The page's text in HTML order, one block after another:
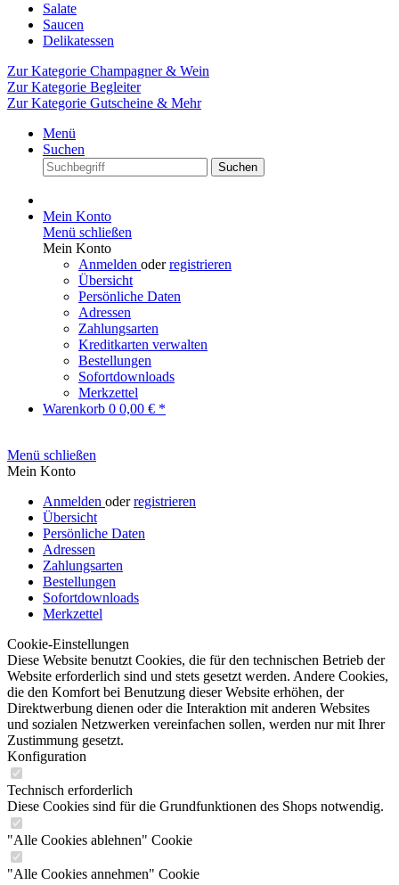
Salate
Saucen
Delikatessen
Zur Kategorie Champagner & Wein
Zur Kategorie Begleiter
Zur Kategorie Gutscheine & Mehr
Menü
Suchen
Suchen
Mein Konto
Menü schließen
Mein Konto
Anmelden oderregistrieren
Übersicht
Persönliche Daten
Adressen
Zahlungsarten
Kreditkarten verwalten
Bestellungen
Sofortdownloads
Merkzettel
Warenkorb 0 0,00 € *
Menü schließen
Mein Konto
Anmelden oderregistrieren
Übersicht
Persönliche Daten
Adressen
Zahlungsarten
Bestellungen
Sofortdownloads
Merkzettel
Cookie-Einstellungen
Diese Website benutzt Cookies, die für den technischen Betrieb der
Website erforderlich sind und stets gesetzt werden. Andere Cookies,
die den Komfort bei Benutzung dieser Website erhöhen, der
Direktwerbung dienen oder die Interaktion mit anderen Websites
und sozialen Netzwerken vereinfachen sollen, werden nur mit Ihrer
Zustimmung gesetzt.
Konfiguration
Technisch erforderlich
Diese Cookies sind für die Grundfunktionen des Shops notwendig.
"Alle Cookies ablehnen" Cookie
"Alle Cookies annehmen" Cookie